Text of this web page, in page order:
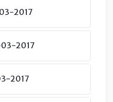
2017
03-2017
2017